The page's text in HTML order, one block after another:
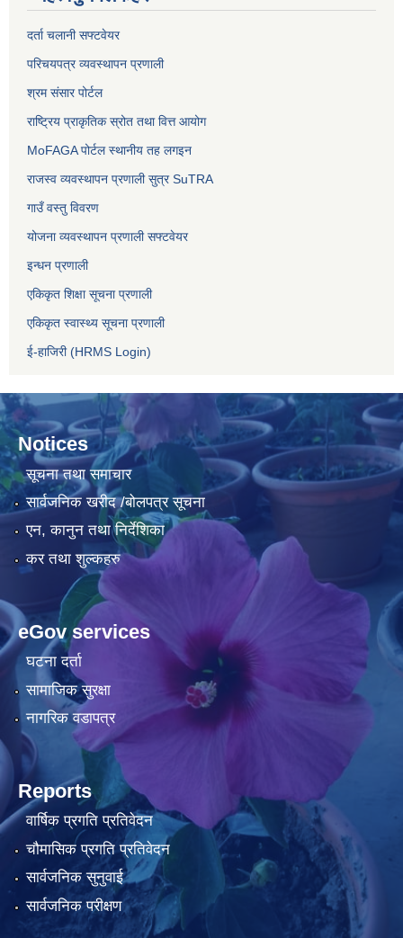
दर्ता चलानी सफ्टवेयर
परिचयपत्र व्यवस्थापन प्रणाली
श्रम संसार पोर्टल
राष्ट्रिय प्राकृतिक स्रोत तथा वित्त आयोग
MoFAGA पोर्टल स्थानीय तह लगइन
राजस्व व्यवस्थापन प्रणाली सुत्र SuTRA
गाउँ वस्तु विवरण
योजना व्यवस्थापन प्रणाली सफ्टवेयर
इन्धन प्रणाली
एकिकृत शिक्षा सूचना प्रणाली
एकिकृत स्वास्थ्य सूचना प्रणाली
ई-हाजिरी (HRMS Login)
Notices
सूचना तथा समाचार
सार्वजनिक खरीद /बोलपत्र सूचना
एन, कानुन तथा निर्देशिका
कर तथा शुल्कहरु
eGov services
घटना दर्ता
सामाजिक सुरक्षा
नागरिक वडापत्र
Reports
वार्षिक प्रगति प्रतिवेदन
चौमासिक प्रगति प्रतिवेदन
सार्वजनिक सुनुवाई
सार्वजनिक परीक्षण